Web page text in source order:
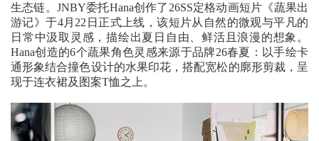
生态链。JNBY委托Hana创作了26SS定格动画短片《蔬果出
游记》于4月22日正式上线，该短片从自然的微观与平凡的
日常中汲取灵感，描绘出夏日自由、鲜活且浪漫的想象。
Hana创造的6个蔬果角色灵感来源于品牌26春夏：以手绘卡
通形象结合撞色设计的水果印花，搭配宽松的廓形剪裁，呈
现于连衣裙及图案T恤之上。